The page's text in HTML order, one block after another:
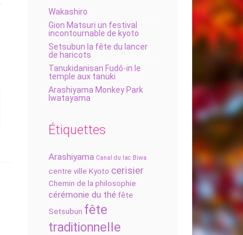
Wakashiro
Gion Matsuri un festival
incontournable de kyoto
Setsubun la fête du lancer
de haricots
Tanukidanisan Fudô-in le
temple aux tanuki
Arashiyama Monkey Park
Iwatayama
Étiquettes
Arashiyama Canal du lac Biwa
centre ville Kyoto cerisier
Chemin de la philosophie
cérémonie du thé fête
Setsubun fête
traditionnelle